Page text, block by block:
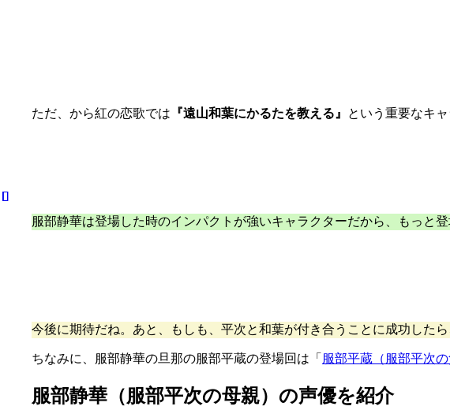
ただ、から紅の恋歌では 『遠山和葉にかるたを教える』 という重要なキ
服部静華は登場した時のインパクトが強いキャラクターだから、もっと登
今後に期待だね。あと、もしも、平次と和葉が付き合うことに成功した
ちなみに、服部静華の旦那の服部平蔵の登場回は「 服部平蔵（服部平次
服部静華（服部平次の母親）の声優を紹介